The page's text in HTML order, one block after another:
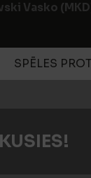
Vasko
SPĒLES